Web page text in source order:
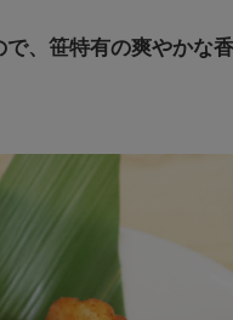
、笹特有の爽やかな